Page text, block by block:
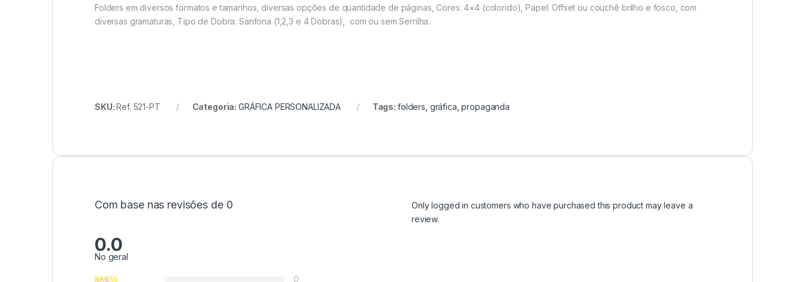
Folders em diversos formatos e tamanhos, diversas opções de quantidade de páginas, Cores: 4×4 (colorido), Papel: Offset ou couchê brilho e fosco, com
diversas gramaturas, Tipo de Dobra: Sanfona (1,2,3 e 4 Dobras), com ou sem Serrilha.
SKU:Ref. 521-PT Categoria: GRÁFICA PERSONALIZADA Tags: folders gráfica ,propaganda
Com base nas revisões de 0
0.0
No geral
0
Only logged in customers who have purchased this product may leave a
review.